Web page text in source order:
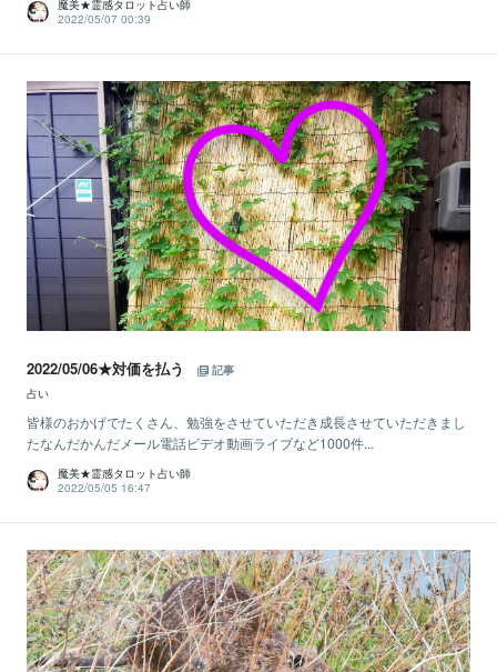
魔美★霊感タロット占い師
2022/05/07 00:39
2022/05/06★対価を払う
記事
占い
皆様のおかげでたくさん、勉強をさせていただき成長させていただきまし
たなんだかんだメール電話ビデオ動画ライブなど1000件...
魔美★霊感タロット占い師
2022/05/05 16:47